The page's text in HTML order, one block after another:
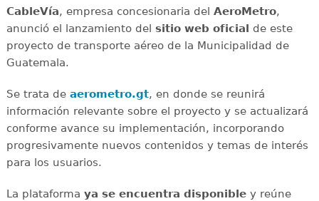
CableVía, empresa concesionaria del AeroMetro,
anunció el lanzamiento del sitio web oficial de este
proyecto de transporte aéreo de la Municipalidad de
Guatemala.
Se trata de aerometro.gt, en donde se reunirá
información relevante sobre el proyecto y se actualizará
conforme avance su implementación, incorporando
progresivamente nuevos contenidos y temas de interés
para los usuarios.
La plataforma ya se encuentra disponibley reúne